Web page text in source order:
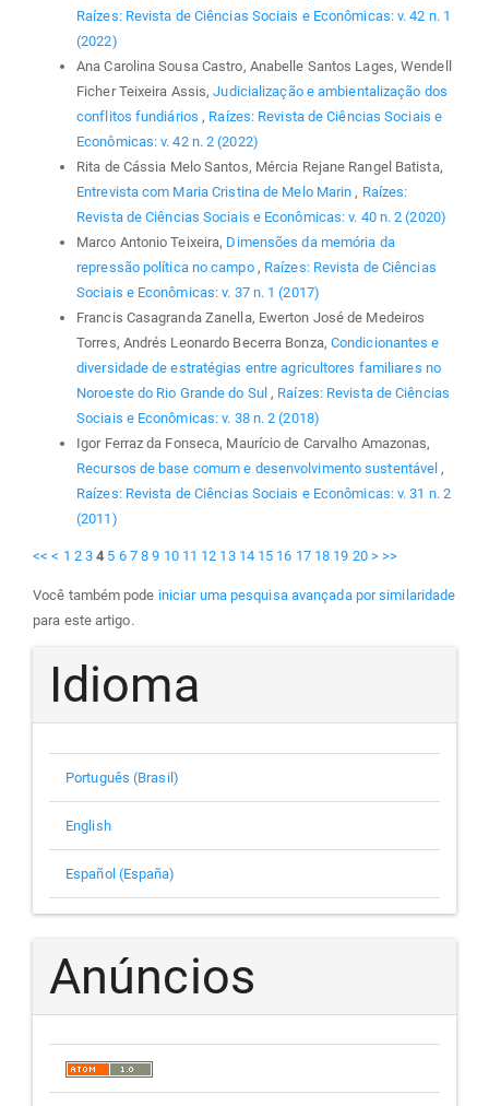
Raízes: Revista de Ciências Sociais e Econômicas: v. 42 n. 1
(2022)
Ana Carolina Sousa Castro, Anabelle Santos Lages, Wendell
Ficher Teixeira Assis,Judicialização e ambientalização dos
conflitos fundiários , Raízes: Revista de Ciências Sociais e
Econômicas: v. 42 n. 2 (2022)
Rita de Cássia Melo Santos, Mércia Rejane Rangel Batista,
Entrevista com Maria Cristina de Melo Marin , Raízes:
Revista de Ciências Sociais e Econômicas: v. 40 n. 2 (2020)
Marco Antonio Teixeira, Dimensões da memória da
repressão política no campo , Raízes: Revista de Ciências
Sociais e Econômicas: v. 37 n. 1 (2017)
Francis Casagranda Zanella, Ewerton José de Medeiros
Torres, Andrés Leonardo Becerra Bonza, Condicionantes e
diversidade de estratégias entre agricultores familiares no
Noroeste do Rio Grande do Sul , Raízes: Revista de Ciências
Sociais e Econômicas: v. 38 n. 2 (2018)
Igor Ferraz da Fonseca, Maurício de Carvalho Amazonas,
Recursos de base comum e desenvolvimento sustentável ,
Raízes: Revista de Ciências Sociais e Econômicas: v. 31 n. 2
(2011)
<< < 1 2 3 4 5 6 7 8 9 10 11 12 13 14 15 16 17 18 19 20 > >>
Você também pode iniciar uma pesquisa avançada por similaridade
para este artigo.
Idioma
Português (Brasil)
English
Español (España)
Anúncios